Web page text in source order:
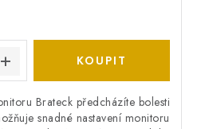
Brateck předcházíte bolesti
snadné nastavení monitoru